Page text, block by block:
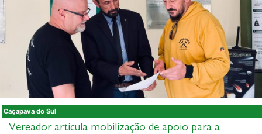
Caçapava do Sul
Vereador articula mobilização de apoio para a